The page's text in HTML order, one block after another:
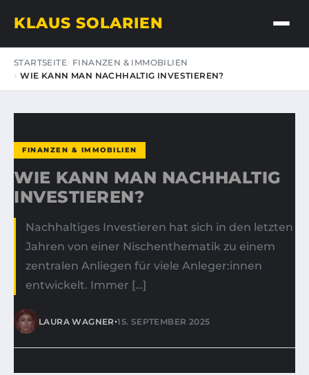
KLAUS SOLARIEN
STARTSEITE FINANZEN & IMMOBILIEN
WIE KANN MAN NACHHALTIG INVESTIEREN?
FINANZEN & IMMOBILIEN
WIE KANN MAN NACHHALTIG
INVESTIEREN?
Nachhaltiges Investieren hat sich in den letzten
Jahren von einer Nischenthematik zu einem
zentralen Anliegen für viele Anleger:innen
entwickelt. Immer […]
LAURA WAGNER•15. SEPTEMBER 2025